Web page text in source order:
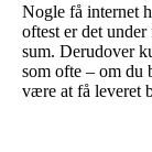
Nogle få internet
oftest er det
sum. Derudover
som ofte – om du
være at få leveret